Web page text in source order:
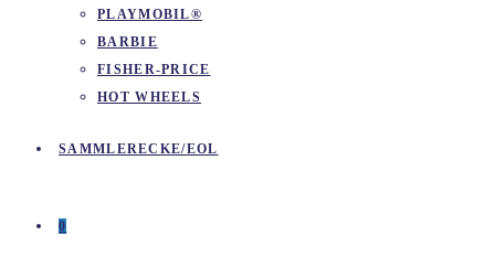
PLAYMOBIL®
BARBIE
FISHER-PRICE
HOT WHEELS
SAMMLERECKE/EOL
0